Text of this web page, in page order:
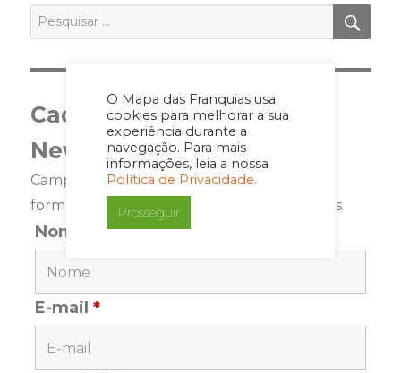
O Mapa das Franquias usa
cookies para melhorar a sua
experiência durante a
navegação. Para mais
informações, leia a nossa
Política de Privacidade.
Prosseguir
por:
Cadastre-se para a
Newsletter
Campos marcados com <span class="ninja-
forms-req-symbol">*</span> são requeridos
Nome
E-mail*